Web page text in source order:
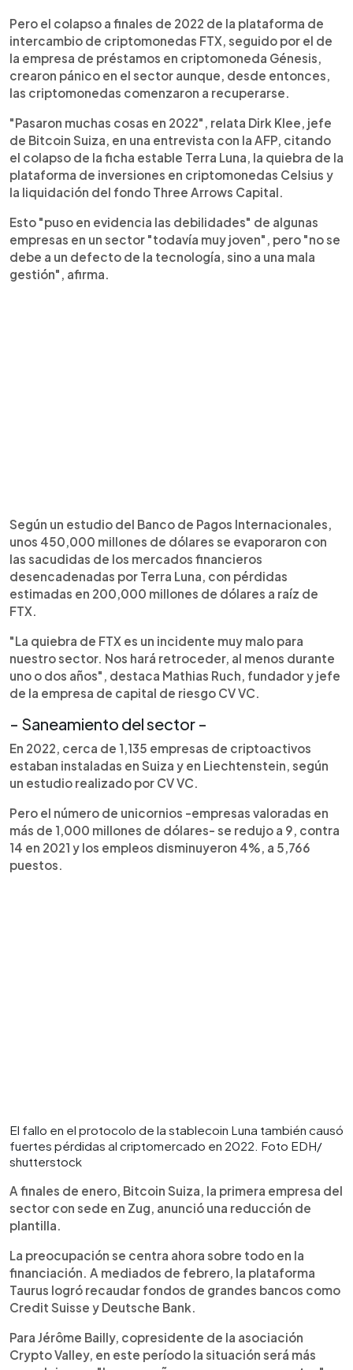
Pero el colapso a finales de 2022 de la plataforma de
intercambio de criptomonedas FTX, seguido por el de
la empresa de préstamos en criptomoneda Génesis,
crearon pánico en el sector aunque, desde entonces,
las criptomonedas comenzaron a recuperarse.
"Pasaron muchas cosas en 2022", relata Dirk Klee, jefe
de Bitcoin Suiza, en una entrevista con la AFP, citando
el colapso de la ficha estable Terra Luna, la quiebra de la
plataforma de inversiones en criptomonedas Celsius y
la liquidación del fondo Three Arrows Capital.
Esto "puso en evidencia las debilidades" de algunas
empresas en un sector "todavía muy joven", pero "no se
debe a un defecto de la tecnología, sino a una mala
gestión", afirma.
Según un estudio del Banco de Pagos Internacionales,
unos 450,000 millones de dólares se evaporaron con
las sacudidas de los mercados financieros
desencadenadas por Terra Luna, con pérdidas
estimadas en 200,000 millones de dólares a raíz de
FTX.
"La quiebra de FTX es un incidente muy malo para
nuestro sector. Nos hará retroceder, al menos durante
uno o dos años", destaca Mathias Ruch, fundador y jefe
de la empresa de capital de riesgo CV VC.
- Saneamiento del sector -
En 2022, cerca de 1,135 empresas de criptoactivos
estaban instaladas en Suiza y en Liechtenstein, según
un estudio realizado por CV VC.
Pero el número de unicornios -empresas valoradas en
más de 1,000 millones de dólares- se redujo a 9, contra
14 en 2021 y los empleos disminuyeron 4%, a 5,766
puestos.
El fallo en el protocolo de la stablecoin Luna también causó
fuertes pérdidas al criptomercado en 2022. Foto EDH/
shutterstock
A finales de enero, Bitcoin Suiza, la primera empresa del
sector con sede en Zug, anunció una reducción de
plantilla.
La preocupación se centra ahora sobre todo en la
financiación. A mediados de febrero, la plataforma
Taurus logró recaudar fondos de grandes bancos como
Credit Suisse y Deutsche Bank.
Para Jérôme Bailly, copresidente de la asociación
Crypto Valley, en este período la situación será más